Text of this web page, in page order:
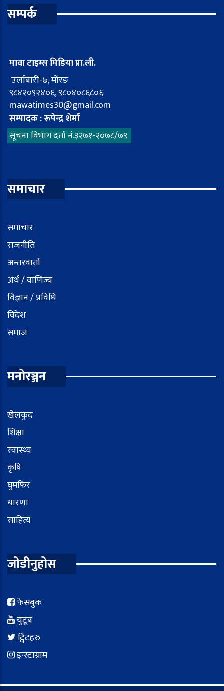
सम्पर्क
मावा टाइम्स मिडिया प्रा.ली.
उर्लाबारी-७, मोरङ
९८४२०९२४०६, ९८०४०८६८०६
mawatimes30@gmail.com
सम्पादक : रूपेन्द्र शेर्मा
सूचना विभाग दर्ता नं.३२७१-२०७८/७९
समाचार
समाचार
राजनीति
अन्तरवार्ता
अर्थ / वाणिज्य
विज्ञान / प्रविधि
विदेश
समाज
मनोरञ्जन
खेलकुद
शिक्षा
स्वास्थ्य
कृषि
घुमफिर
धारणा
साहित्य
जोडीनुहोस
फेसबुक
युटूब
ट्विटहरु
इन्स्टाग्राम